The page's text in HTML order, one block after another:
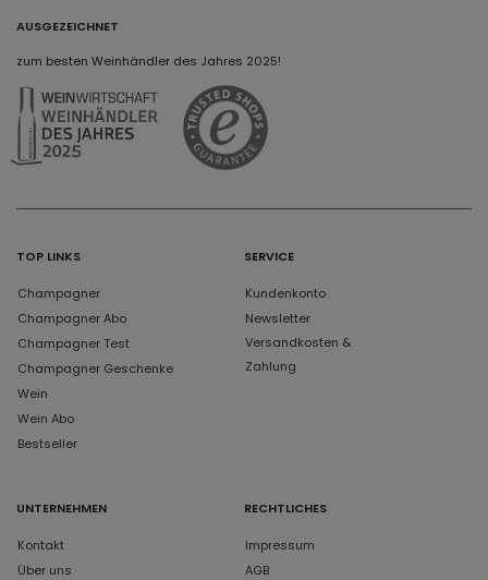
AUSGEZEICHNET
zum besten Weinhändler des Jahres 2025!
TOP LINKS
Champagner
Champagner Abo
Champagner Test
Champagner Geschenke
Wein
Wein Abo
Bestseller
SERVICE
Kundenkonto
Newsletter
Versandkosten &
Zahlung
UNTERNEHMEN
Kontakt
Über uns
RECHTLICHES
Impressum
AGB